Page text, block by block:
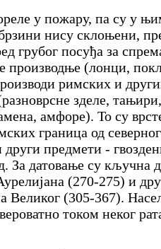
у пожару, па су у
нису склоњени,
грубог посуђа за
производње (лонци,
римских и
зделе,
амфоре). То су
граница од
предмети -
За датовање су кључна
(270-275) и
Великог (305-367).
током неког